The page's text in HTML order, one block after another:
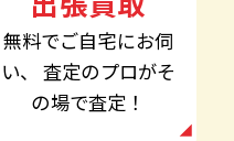
無料でご自宅にお伺
い、
査定のプロがそ
の場で査定！